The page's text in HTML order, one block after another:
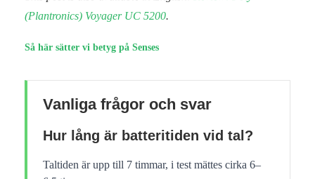
(Plantronics) Voyager UC 5200.
Så här sätter vi betyg på Senses
Vanliga frågor och svar
Hur lång är batteritiden vid tal?
Taltiden är upp till 7 timmar, i test mättes cirka 6–